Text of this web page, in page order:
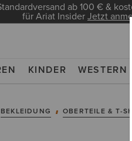
ab 100 € &
für Ariat InsiderJetzt
KINDER WESTERN
BEKLEIDUNG OBERTEILE & T-